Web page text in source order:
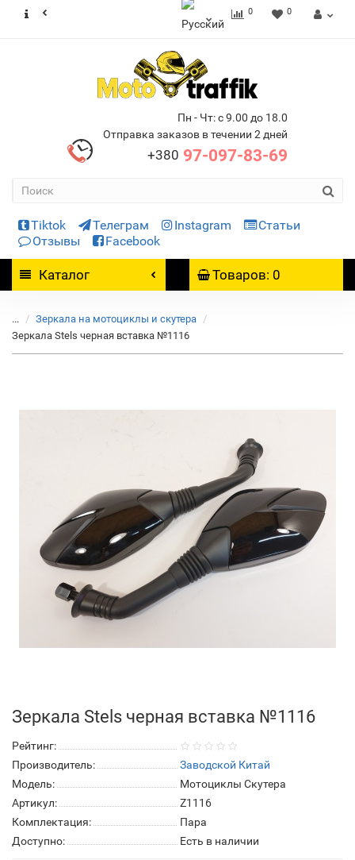
0 0
Пн - Чт: с 9.00 до 18.0
Отправка заказов в течении 2 дней
+380 97-097-83-69
Tiktok Телеграм Instagram
Статьи
Отзывы
Facebook
Каталог Товаров: 0
...
Зеркала на мотоциклы и скутера
Зеркала Stels черная вставка №1116
Зеркала Stels черная вставка №1116
Рейтинг:
Производитель:
Заводской Китай
Модель:
Мотоциклы Скутера
Артикул:
Z1116
Комплектация:
Пара
Доступно:
Есть в наличии